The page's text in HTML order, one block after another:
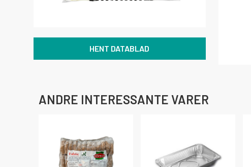
HENT DATABLAD
ANDRE INTERESSANTE VARER